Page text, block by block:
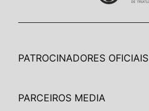
PATROCINADORES OFICIAIS
PARCEIROS MEDIA